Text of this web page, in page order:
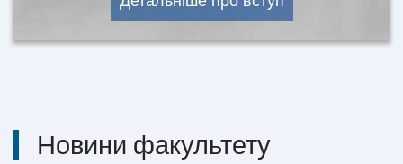
Новини факультету